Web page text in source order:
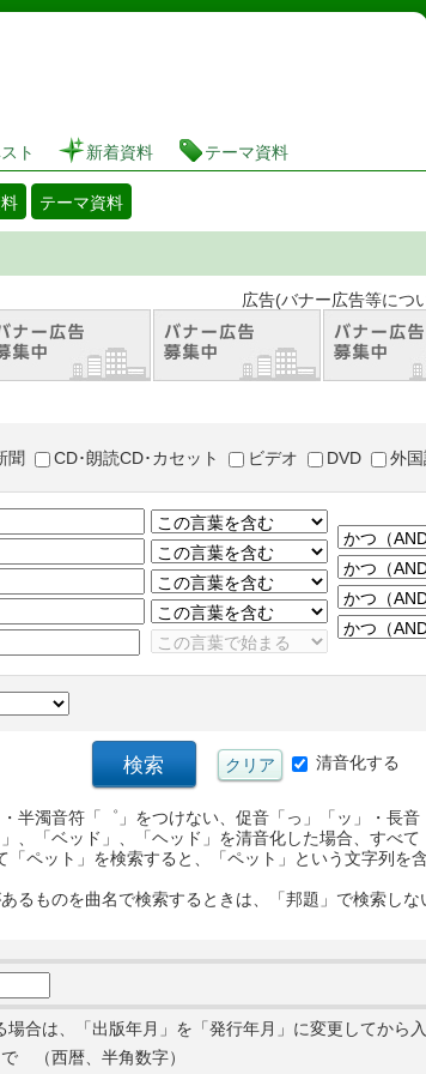
図書館 蔵書検索・予約システム
ト 新着資料 テーマ資料
テーマ資料
告(バナー広告等については、千葉市
聞 CD･朗読CD･カセット ビデオ DVD 外
清音化する
半濁音符「゜」をつけない、促音「っ」「ッ」・長音
、「ベッド」、「ヘッド」を清音化した場合、すべて
「ペット」を検索すると、「ペット」という文字列を
るものを曲名で検索するときは、「邦題」で検索しな
合は、「出版年月」を「発行年月」に変更してから入
で （西暦、半角数字）